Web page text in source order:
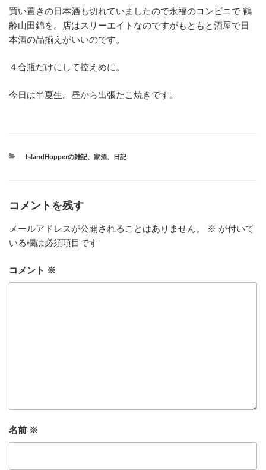
買い置きの日本酒も切れていましたので永福のコンビニで 鶴
齢山田錦を。店はスリーエイトなのですがもともと酒屋で日
本酒の品揃えがいいのです。
４合瓶だけにして控えめに。
今日は半夏生。 昼から出張たこ焼きです。
カ
IslandHopperの雑記、 家酒、 日記
コメントを残す
メールアドレスが公開されることはありません。 ※ が付いて
いる欄は必須項目です
コメント ※
名前 ※